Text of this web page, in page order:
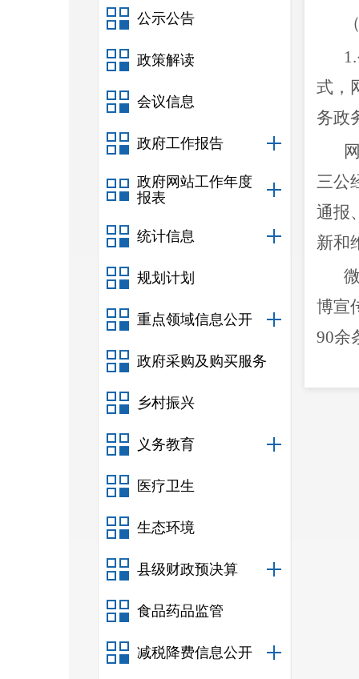
公示公告
政策解读
会议信息
政府工作报告
政府网站工作年度
报表
统计信息
规划计划
重点领域信息公开
政府采购及购买服务
乡村振兴
义务教育
医疗卫生
生态环境
县级财政预决算
食品药品监管
减税降费信息公开
式，
务政
三公
通报
新和
博宣
90余